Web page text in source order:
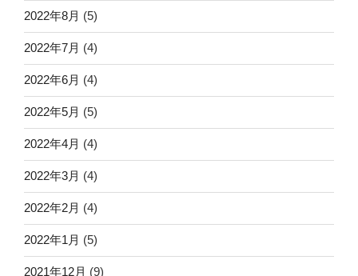
2022年8月 (5)
2022年7月 (4)
2022年6月 (4)
2022年5月 (5)
2022年4月 (4)
2022年3月 (4)
2022年2月 (4)
2022年1月 (5)
2021年12月 (9)